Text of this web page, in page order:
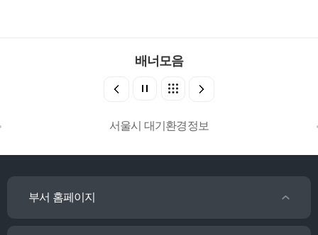
배너모음
서울시 대기환경정보
부서 홈페이지